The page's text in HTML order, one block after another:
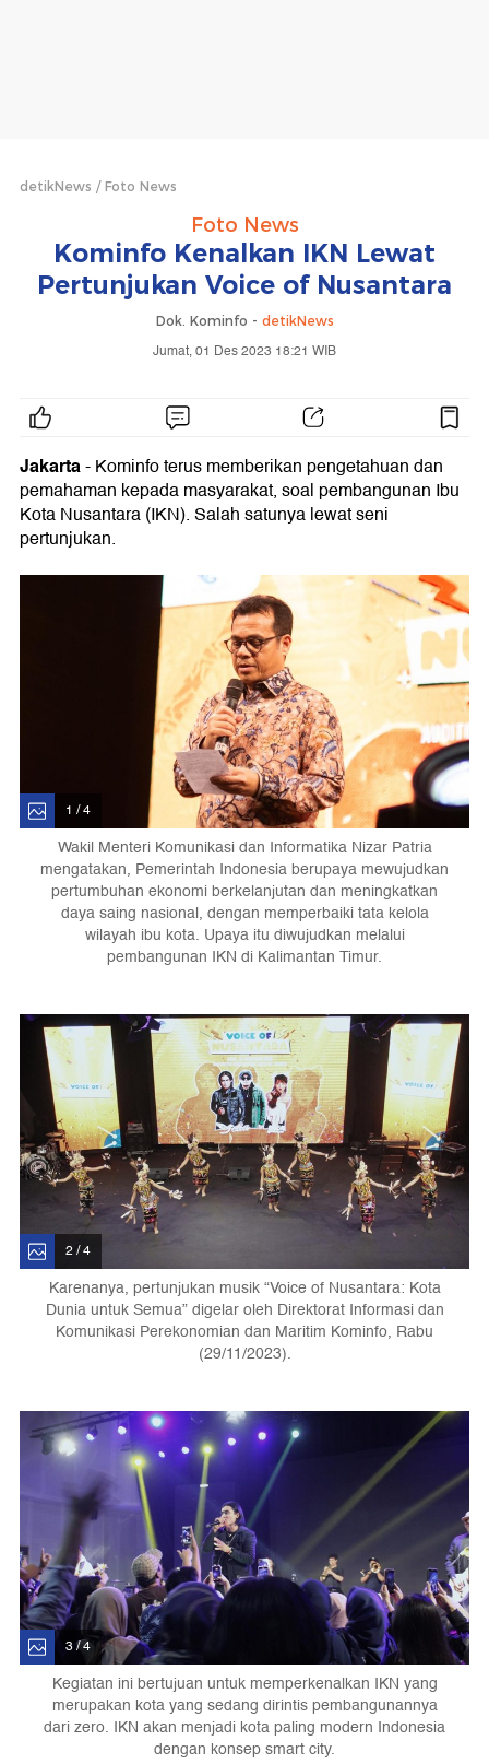
detikNews Foto News
Foto News
Kominfo Kenalkan IKN Lewat
Pertunjukan Voice of Nusantara
Dok. Kominfo - detikNews
Jumat, 01 Des 2023 18:21 WIB
Jakarta- Kominfo terus memberikan pengetahuan dan
pemahaman kepada masyarakat, soal pembangunan Ibu
Kota Nusantara (IKN). Salah satunya lewat seni
pertunjukan.
1 / 4
Wakil Menteri Komunikasi dan Informatika Nizar Patria
mengatakan, Pemerintah Indonesia berupaya mewujudkan
pertumbuhan ekonomi berkelanjutan dan meningkatkan
daya saing nasional, dengan memperbaiki tata kelola
wilayah ibu kota. Upaya itu diwujudkan melalui
pembangunan IKN di Kalimantan Timur.
2 / 4
Karenanya, pertunjukan musik “Voice of Nusantara: Kota
Dunia untuk Semua” digelar oleh Direktorat Informasi dan
Komunikasi Perekonomian dan Maritim Kominfo, Rabu
(29/11/2023).
3 / 4
Kegiatan ini bertujuan untuk memperkenalkan IKN yang
merupakan kota yang sedang dirintis pembangunannya
dari zero. IKN akan menjadi kota paling modern Indonesia
dengan konsep smart city.